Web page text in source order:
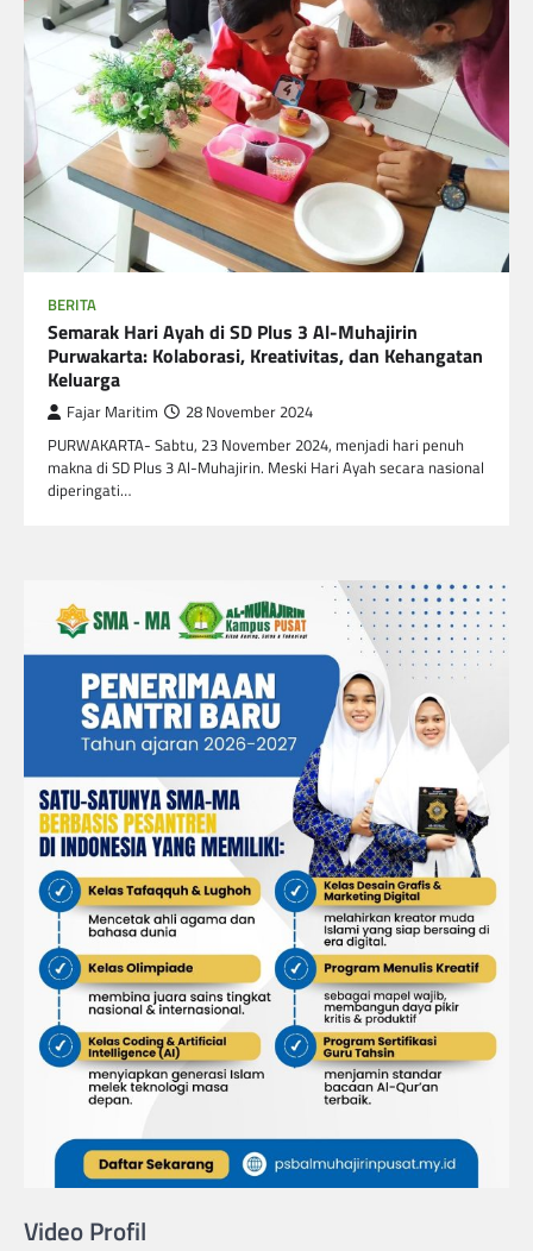
BERITA
Semarak Hari Ayah di SD Plus 3 Al-Muhajirin
Purwakarta: Kolaborasi, Kreativitas, dan Kehangatan
Keluarga
Fajar Maritim 28 November 2024
PURWAKARTA- Sabtu, 23 November 2024, menjadi hari penuh
makna di SD Plus 3 Al-Muhajirin. Meski Hari Ayah secara nasional
diperingati…
Video Profil